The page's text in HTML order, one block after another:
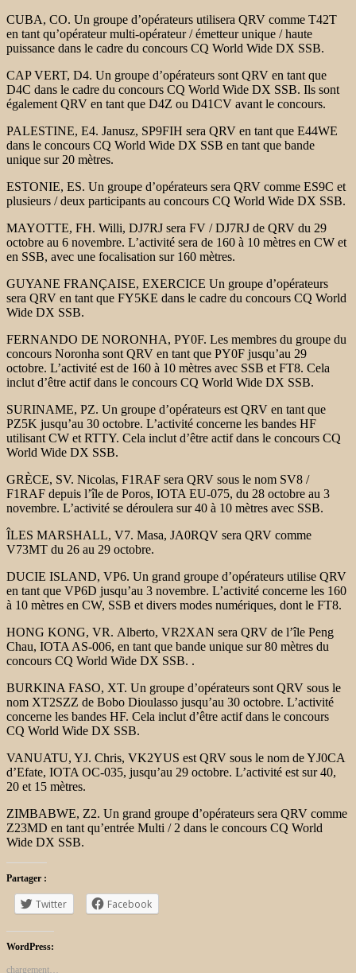
CUBA, CO. Un groupe d’opérateurs utilisera QRV comme T42T
en tant qu’opérateur multi-opérateur / émetteur unique / haute
puissance dans le cadre du concours CQ World Wide DX SSB.
CAP VERT, D4. Un groupe d’opérateurs sont QRV en tant que
D4C dans le cadre du concours CQ World Wide DX SSB. Ils sont
également QRV en tant que D4Z ou D41CV avant le concours.
PALESTINE, E4. Janusz, SP9FIH sera QRV en tant que E44WE
dans le concours CQ World Wide DX SSB en tant que bande
unique sur 20 mètres.
ESTONIE, ES. Un groupe d’opérateurs sera QRV comme ES9C et
plusieurs / deux participants au concours CQ World Wide DX SSB.
MAYOTTE, FH. Willi, DJ7RJ sera FV / DJ7RJ de QRV du 29
octobre au 6 novembre. L’activité sera de 160 à 10 mètres en CW et
en SSB, avec une focalisation sur 160 mètres.
GUYANE FRANÇAISE, EXERCICE Un groupe d’opérateurs
sera QRV en tant que FY5KE dans le cadre du concours CQ World
Wide DX SSB.
FERNANDO DE NORONHA, PY0F. Les membres du groupe du
concours Noronha sont QRV en tant que PY0F jusqu’au 29
octobre. L’activité est de 160 à 10 mètres avec SSB et FT8. Cela
inclut d’être actif dans le concours CQ World Wide DX SSB.
SURINAME, PZ. Un groupe d’opérateurs est QRV en tant que
PZ5K jusqu’au 30 octobre. L’activité concerne les bandes HF
utilisant CW et RTTY. Cela inclut d’être actif dans le concours CQ
World Wide DX SSB.
GRÈCE, SV. Nicolas, F1RAF sera QRV sous le nom SV8 /
F1RAF depuis l’île de Poros, IOTA EU-075, du 28 octobre au 3
novembre. L’activité se déroulera sur 40 à 10 mètres avec SSB.
ÎLES MARSHALL, V7. Masa, JA0RQV sera QRV comme
V73MT du 26 au 29 octobre.
DUCIE ISLAND, VP6. Un grand groupe d’opérateurs utilise QRV
en tant que VP6D jusqu’au 3 novembre. L’activité concerne les 160
à 10 mètres en CW, SSB et divers modes numériques, dont le FT8.
HONG KONG, VR. Alberto, VR2XAN sera QRV de l’île Peng
Chau, IOTA AS-006, en tant que bande unique sur 80 mètres du
concours CQ World Wide DX SSB. .
BURKINA FASO, XT. Un groupe d’opérateurs sont QRV sous le
nom XT2SZZ de Bobo Dioulasso jusqu’au 30 octobre. L’activité
concerne les bandes HF. Cela inclut d’être actif dans le concours
CQ World Wide DX SSB.
VANUATU, YJ. Chris, VK2YUS est QRV sous le nom de YJ0CA
d’Efate, IOTA OC-035, jusqu’au 29 octobre. L’activité est sur 40,
20 et 15 mètres.
ZIMBABWE, Z2. Un grand groupe d’opérateurs sera QRV comme
Z23MD en tant qu’entrée Multi / 2 dans le concours CQ World
Wide DX SSB.
Partager :
Twitter Facebook
WordPress:
chargement…